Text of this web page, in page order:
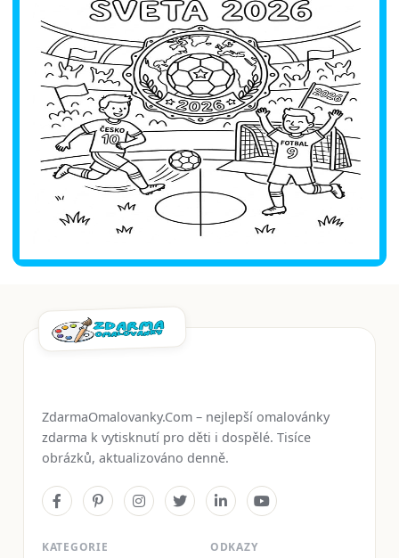
ZdarmaOmalovanky.Com – nejlepší omalovánky
zdarma k vytisknutí pro děti i dospělé. Tisíce
obrázků, aktualizováno denně.
KATEGORIE ODKAZY